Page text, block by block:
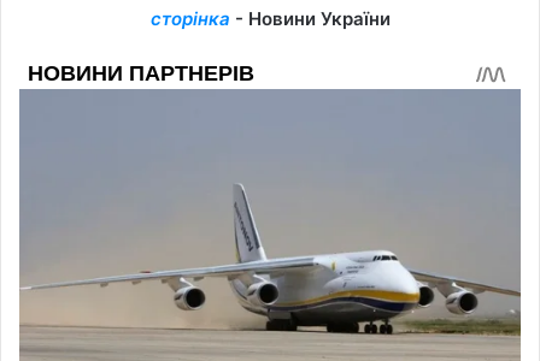
сторінка - Новини України